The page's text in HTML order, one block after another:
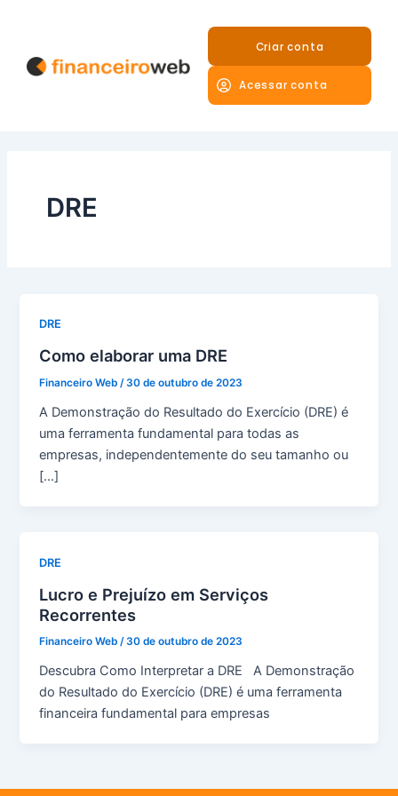
conteúdo
Criar conta
Acessar conta
DRE
DRE
Como elaborar uma DRE
Financeiro Web/30 de outubro de 2023
A Demonstração do Resultado do Exercício (DRE) é
uma ferramenta fundamental para todas as
empresas, independentemente do seu tamanho ou
[…]
DRE
Lucro e Prejuízo em Serviços
Recorrentes
Financeiro Web/30 de outubro de 2023
Descubra Como Interpretar a DRE A Demonstração
do Resultado do Exercício (DRE) é uma ferramenta
financeira fundamental para empresas